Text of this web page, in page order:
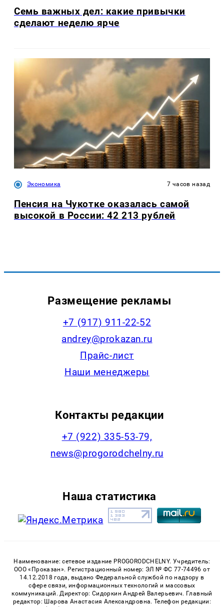
Семь важных дел: какие привычки
сделают неделю ярче
Экономика 7 часов назад
Пенсия на Чукотке оказалась самой
высокой в России: 42 213 рублей
Размещение рекламы
+7 (917) 911-22-52
andrey@prokazan.ru
Прайс-лист
Наши менеджеры
Контакты редакции
+7 (922) 335-53-79,
news@progorodchelny.ru
Наша статистика
Наименование: сетевое издание PROGORODCHELNY. Учредитель:
ООО «Проказан». Регистрационный номер: ЭЛ № ФС 77-74496 от
14.12.2018 года, выдано Федеральной службой по надзору в
сфере связи, информационных технологий и массовых
коммуникаций. Директор: Сидоркин Андрей Валерьевич. Главный
редактор: Шарова Анастасия Александровна. Телефон редакции: